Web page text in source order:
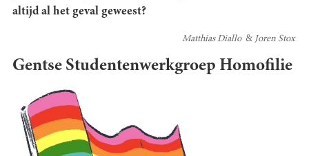
altijd al het geval geweest?
Matthias Diallo Joren Stox
Gentse Studentenwerkgroep Homofilie